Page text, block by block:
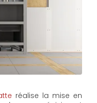
réalise la mise en